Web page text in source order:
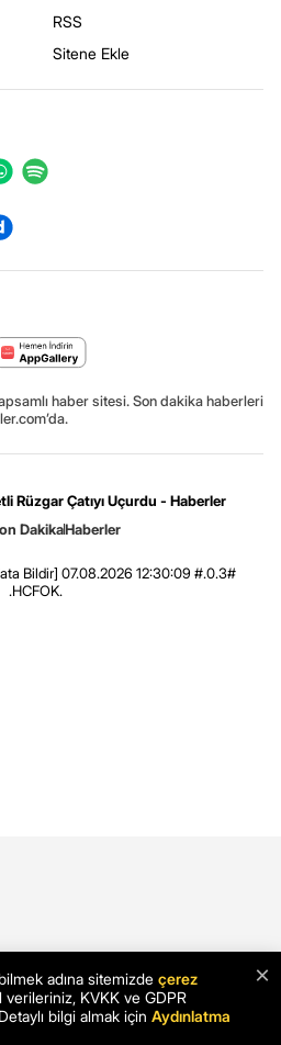
RSS
Sitene Ekle
haber sitesi. Son dakika haberleri
Rüzgar Çatıyı Uçurdu - Haberler
DakikaHaberler
Bildir] 07.08.2026 12:30:09 #.0.3#
.HCFOK.
×
adına sitemizde çerez
verileriniz, KVKK ve GDPR
bilgi almak için Aydınlatma